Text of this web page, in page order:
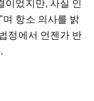
이었지만, 사실 인
항소 의사를 밝
정에서 언젠가 반